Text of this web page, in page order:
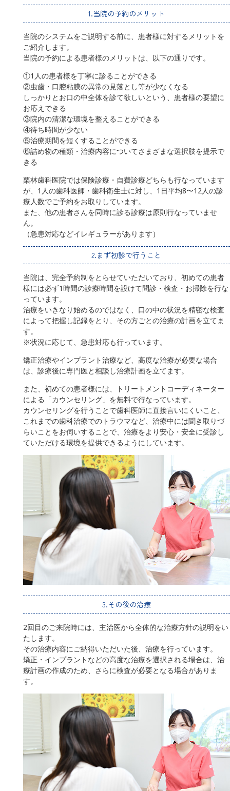
1.当院の予約のメリット
当院のシステムをご説明する前に、患者様に対するメリットを
ご紹介します。
当院の予約による患者様のメリットは、以下の通りです。
①1人の患者様を丁寧に診ることができる
②虫歯・口腔粘膜の異常の見落とし等が少なくなる
しっかりとお口の中全体を診て欲しいという、患者様の要望に
お応えできる
③院内の清潔な環境を整えることができる
④待ち時間が少ない
⑤治療期間を短くすることができる
⑥詰め物の種類・治療内容についてさまざまな選択肢を提示で
きる
栗林歯科医院では保険診療・自費診療どちらも行なっています
が、1人の歯科医師・歯科衛生士に対し、1日平均8〜12人の診
療人数でご予約をお取りしています。
また、他の患者さんを同時に診る診療は原則行なっていませ
ん。
（急患対応などイレギュラーがあります）
2.まず初診で行うこと
当院は、完全予約制をとらせていただいており、初めての患者
様には必ず1時間の診療時間を設けて問診・検査・お掃除を行な
っています。
治療をいきなり始めるのではなく、口の中の状況を精密な検査
によって把握し記録をとり、その方ごとの治療の計画を立てま
す。
※状況に応じて、急患対応も行っています。
矯正治療やインプラント治療など、高度な治療が必要な場合
は、診療後に専門医と相談し治療計画を立てます。
また、初めての患者様には、トリートメントコーディネーター
による「カウンセリング」を無料で行なっています。
カウンセリングを行うことで歯科医師に直接言いにくいこと、
これまでの歯科治療でのトラウマなど、治療中には聞き取りづ
らいことをお伺いすることで、治療をより安心・安全に受診し
ていただける環境を提供できるようにしています。
3.その後の治療
2回目のご来院時には、主治医から全体的な治療方針の説明をい
たします。
その治療内容にご納得いただいた後、治療を行っています。
矯正・インプラントなどの高度な治療を選択される場合は、治
療計画の作成のため、さらに検査が必要となる場合がありま
す。